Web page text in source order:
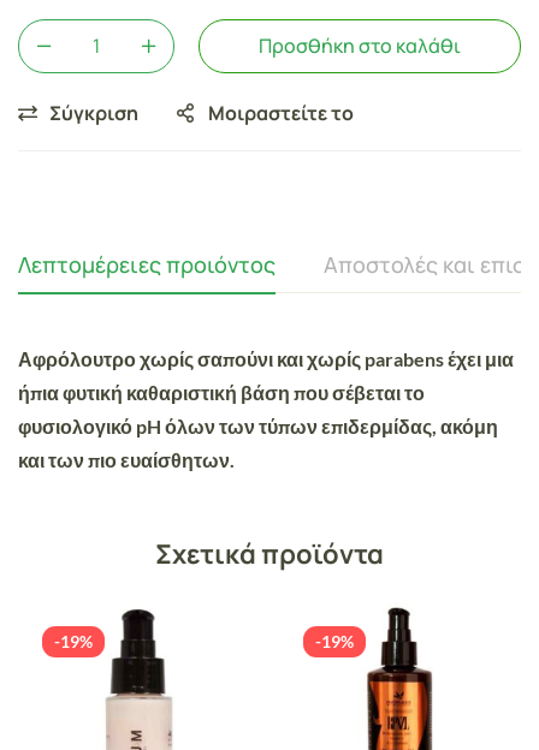
Προσθήκη στο καλάθι
Σύγκριση Μοιραστείτε το
Λεπτομέρειες προιόντος Αποστολές και
Αφρόλουτρο χωρίς σαπούνι και χωρίς parabens έχει μια
ήπια φυτική καθαριστική βάση που σέβεται το
φυσιολογικό pH όλων των τύπων επιδερμίδας, ακόμη
και των πιο ευαίσθητων.
Σχετικά προϊόντα
-19% -19%